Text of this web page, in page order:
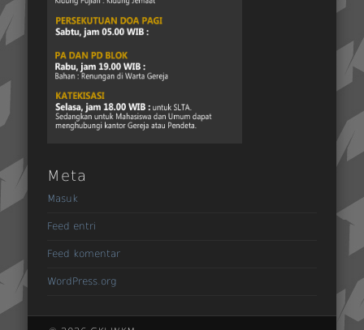
Meta
Masuk
Feed entri
Feed komentar
WordPress.org